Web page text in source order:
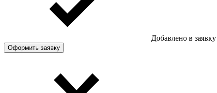
Добавлено в заявку
Оформить заявку